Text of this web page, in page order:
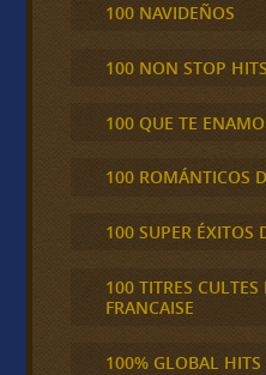
100 NAVIDEÑOS
100 NON STOP HITS
100 QUE TE
100 ROMÁNTICOS
100 SUPER ÉXITOS
100 TITRES
FRANCAISE
100% GLOBAL HITS